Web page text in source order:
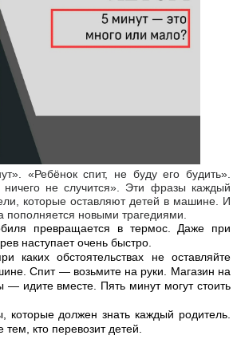
«Ребёнок спит, не буду его будить».
ничего не случится». Эти фразы каждый
которые оставляют детей в машине. И
пополняется новыми трагедиями.
превращается в термос. Даже при
наступает очень быстро.
каких обстоятельствах не оставляйте
Спит — возьмите на руки. Магазин на
— идите вместе. Пять минут могут стоить
которые должен знать каждый родитель.
кто перевозит детей.